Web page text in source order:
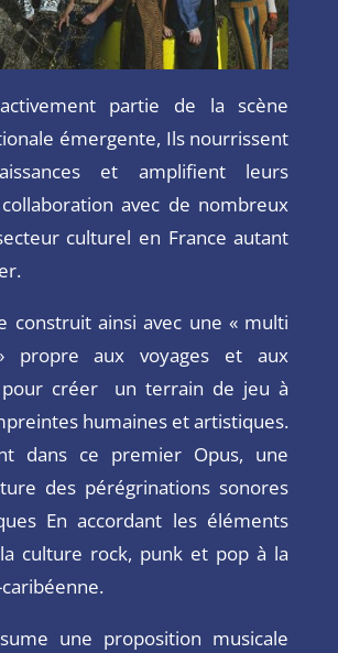
partie de la scène
émergente, Ils nourrissent
et amplifient leurs
avec de nombreux
culturel en France autant
construit ainsi avec une « multi
propre aux voyages et aux
pour créer un terrain de jeu à
humaines et artistiques.
dans ce premier Opus, une
des pérégrinations sonores
En accordant les éléments
culture rock, punk et pop à la
une proposition musicale